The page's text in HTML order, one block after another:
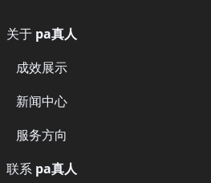
关于 pa真人
成效展示
新闻中心
服务方向
联系 pa真人